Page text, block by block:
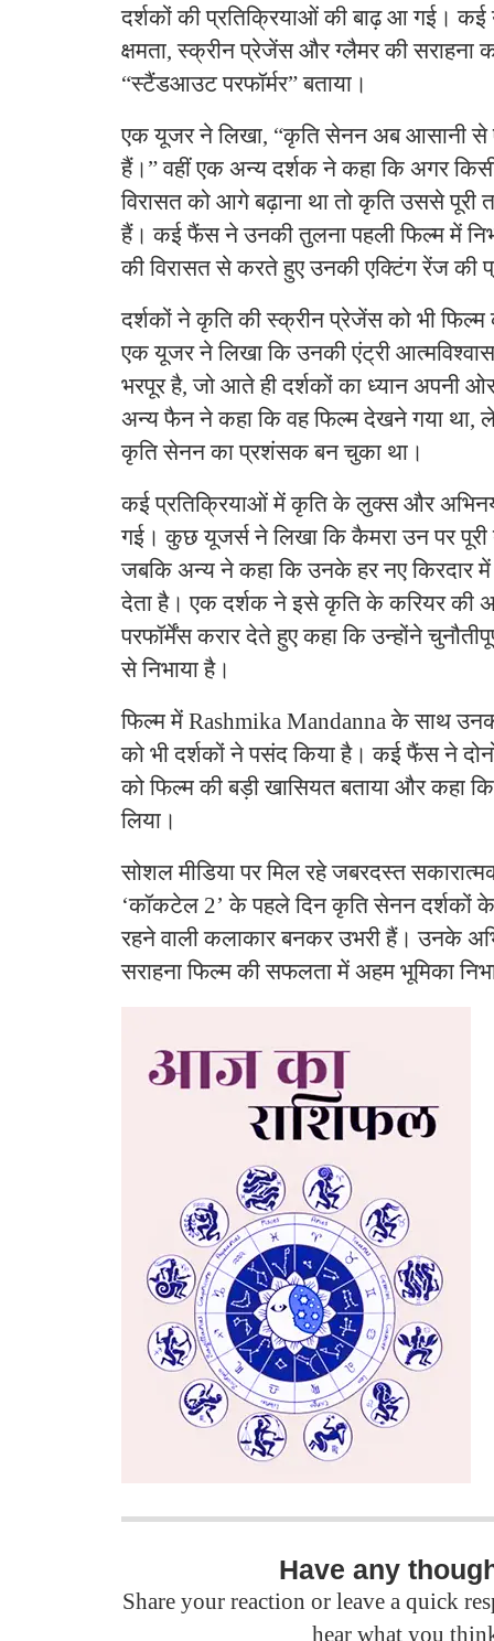
दर्शकों की प्रतिक्रियाओं की बाढ़ आ गई।
क्षमता, स्क्रीन प्रेजेंस और ग्लैमर की सराहना
“स्टैंडआउट परफॉर्मर” बताया।
एक यूजर ने लिखा, “कृति सेनन अब आसानी से
हैं।” वहीं एक अन्य दर्शक ने कहा कि अगर
विरासत को आगे बढ़ाना था तो कृति उससे
हैं। कई फैंस ने उनकी तुलना पहली फिल्म में
की विरासत से करते हुए उनकी एक्टिंग रेंज की
दर्शकों ने कृति की स्क्रीन प्रेजेंस को भी फिल्म
एक यूजर ने लिखा कि उनकी एंट्री
भरपूर है, जो आते ही दर्शकों का ध्यान अपनी
अन्य फैन ने कहा कि वह फिल्म देखने गया था,
कृति सेनन का प्रशंसक बन चुका था।
कई प्रतिक्रियाओं में कृति के लुक्स और अभिनय
गई। कुछ यूजर्स ने लिखा कि कैमरा उन पर
जबकि अन्य ने कहा कि उनके हर नए किरदार में
देता है। एक दर्शक ने इसे कृति के करियर की
परफॉर्मेंस करार देते हुए कहा कि उन्होंने
से निभाया है।
फिल्म में Rashmika Mandanna के साथ
को भी दर्शकों ने पसंद किया है। कई फैंस ने
को फिल्म की बड़ी खासियत बताया और कहा
लिया।
सोशल मीडिया पर मिल रहे जबरदस्त
‘कॉकटेल 2’ के पहले दिन कृति सेनन दर्शकों के
रहने वाली कलाकार बनकर उभरी हैं। उनके
सराहना फिल्म की सफलता में अहम भूमिका
Have any
Share your reaction or leave a quick
hear what you